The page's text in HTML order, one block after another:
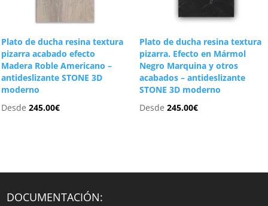
Plato de ducha resina textura
pizarra acabado efecto
Madera Roble Americano –
antideslizante STONE 3D
moderno
Desde245.00€
Plato de ducha resina textura
pizarra. Efecto en Mármol
Negro Marquina y otros
acabados – antideslizante
STONE 3D moderno
Desde 245.00€
DOCUMENTACIÓN: